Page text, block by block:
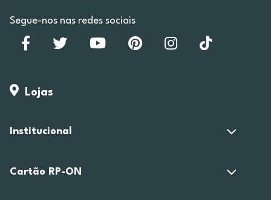
Segue-nos nas redes sociais
Lojas
Institucional
Cartão RP-ON